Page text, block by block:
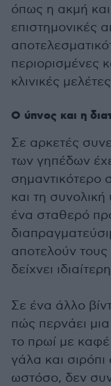
όπως η ακμή
επιστημονικές
περιορισμένες
κλινικές
Ο ύπνος και η
Σε αρκετές
των γηπέδων
σημαντικότερο
και τη συνολική
ένα σταθερό
αποτελούν
δείχνει
Σε ένα άλλο
πώς περνάει
το πρωί με
γάλα και
ωστόσο, δεν